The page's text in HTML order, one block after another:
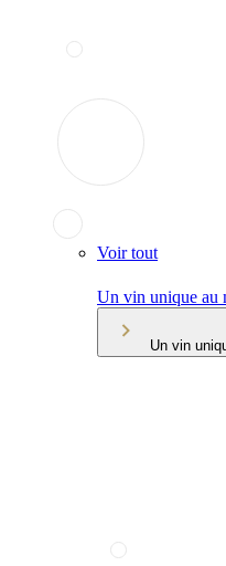
Voir tout
Un vin unique au
Un vin